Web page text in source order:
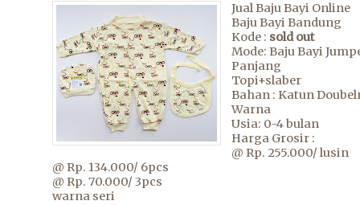
Jual Baju Bayi Online
Baju Bayi Bandung
Kode : sold out
Mode: Baju Bayi
Panjang
Topi+slaber
Bahan : Katun
Warna
Usia: 0-4 bulan
Harga Grosir :
@ Rp. 255.000/ lusin
@ Rp. 134.000/ 6pcs
@ Rp. 70.000/ 3pcs
warna seri